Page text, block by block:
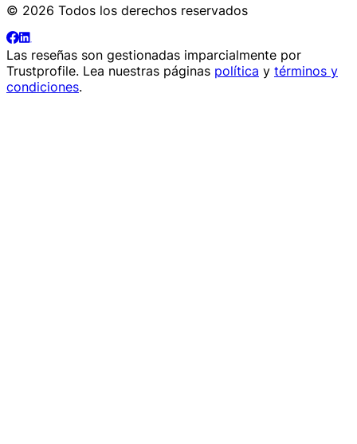
© 2026 Todos los derechos reservados
Las reseñas son gestionadas imparcialmente por
Trustprofile. Lea nuestras páginas política y términos y
condiciones.